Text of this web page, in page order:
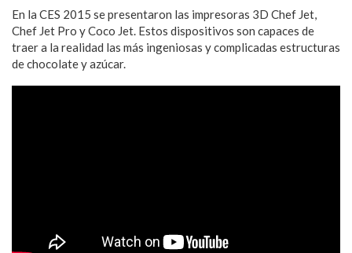
En la CES 2015 se presentaron las impresoras 3D Chef Jet,
Chef Jet Pro y Coco Jet. Estos dispositivos son capaces de
traer a la realidad las más ingeniosas y complicadas estructuras
de chocolate y azúcar.